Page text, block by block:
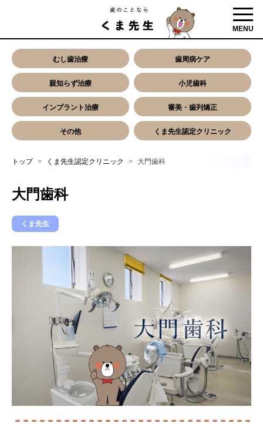
MENU
むし歯治療 歯周病ケア
親知らず治療 小児歯科
インプラント治療 審美・歯列矯正
その他 くま先生認定クリニック
トップ くま先生認定クリニック 大門歯科
大門歯科
くま先生